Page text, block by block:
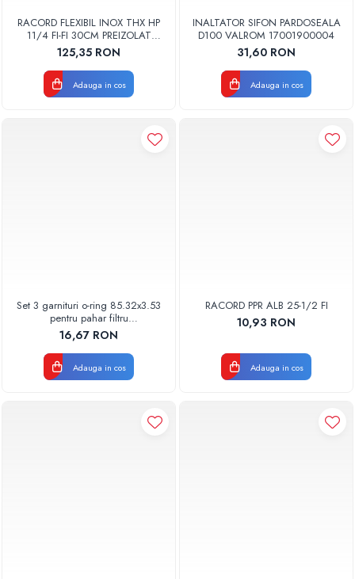
RACORD FLEXIBIL INOX THX HP
11/4 FI-FI 30CM PREIZOLAT
PENTRU POMPA DE CALDURA -
THX
125,35 RON
Adauga in cos
INALTATOR SIFON PARDOSEALA
D100 VALROM 17001900004
31,60 RON
Adauga in cos
Set 3 garnituri o-ring 85.32x3.53
pentru pahar filtru
AQUA06030000000
16,67 RON
Adauga in cos
RACORD PPR ALB 25-1/2 FI
10,93 RON
Adauga in cos